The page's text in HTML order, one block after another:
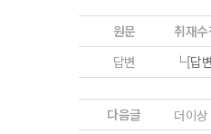
원문
취재수
답변
└[답
다음글
더이